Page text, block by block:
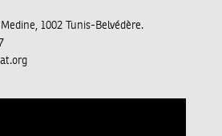
1002 Tunis-Belvédère.